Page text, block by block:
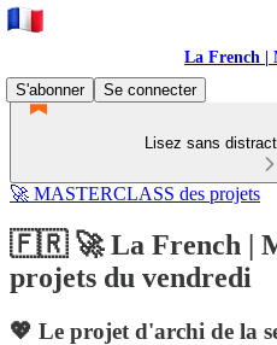
La French |
S'abonner
Se connecter
Lisez sans
🚀 MASTERCLASS des projets
🇫🇷 🚀 La French |
projets du vendredi
💖 Le projet d'archi de la